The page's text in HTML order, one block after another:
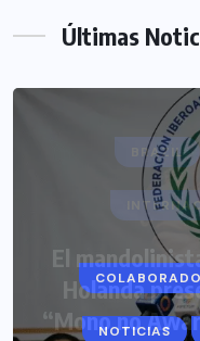
Últimas
NOTICIAS